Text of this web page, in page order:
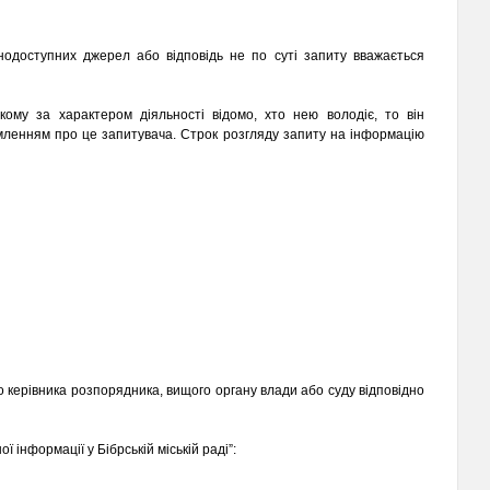
джерел або відповідь не по суті запиту вважається
за характером діяльності відомо, хто нею володіє, то він
про це запитувача. Строк розгляду запиту на інформацію
розпорядника, вищого органу влади або суду відповідно
у Бібрській міській раді”: